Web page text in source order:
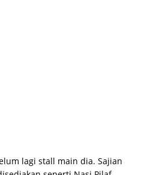
lagi stall main dia. Sajian